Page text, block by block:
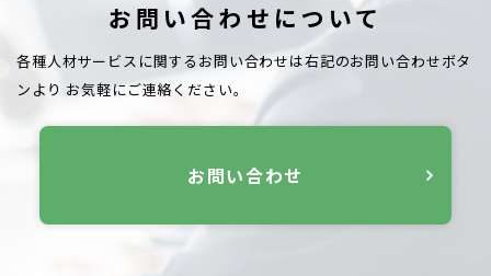
お問い合わせについて
各種人材サービスに関するお問い合わせは右記のお問い合わせボタ
ンより お気軽にご連絡ください。
お問い合わせ